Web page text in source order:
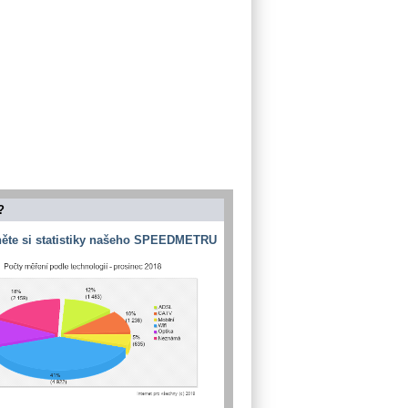
si statistiky našeho SPEEDMETRU